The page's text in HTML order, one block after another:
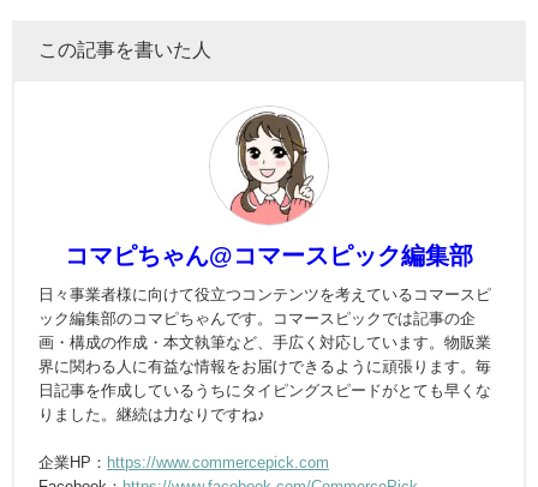
この記事を書いた人
コマピちゃん@コマースピック編集部
日々事業者様に向けて役立つコンテンツを考えているコマースピ
ック編集部のコマピちゃんです。コマースピックでは記事の企
画・構成の作成・本文執筆など、手広く対応しています。物販業
界に関わる人に有益な情報をお届けできるように頑張ります。毎
日記事を作成しているうちにタイピングスピードがとても早くな
りました。継続は力なりですね♪
企業HP： https://www.commercepick.com